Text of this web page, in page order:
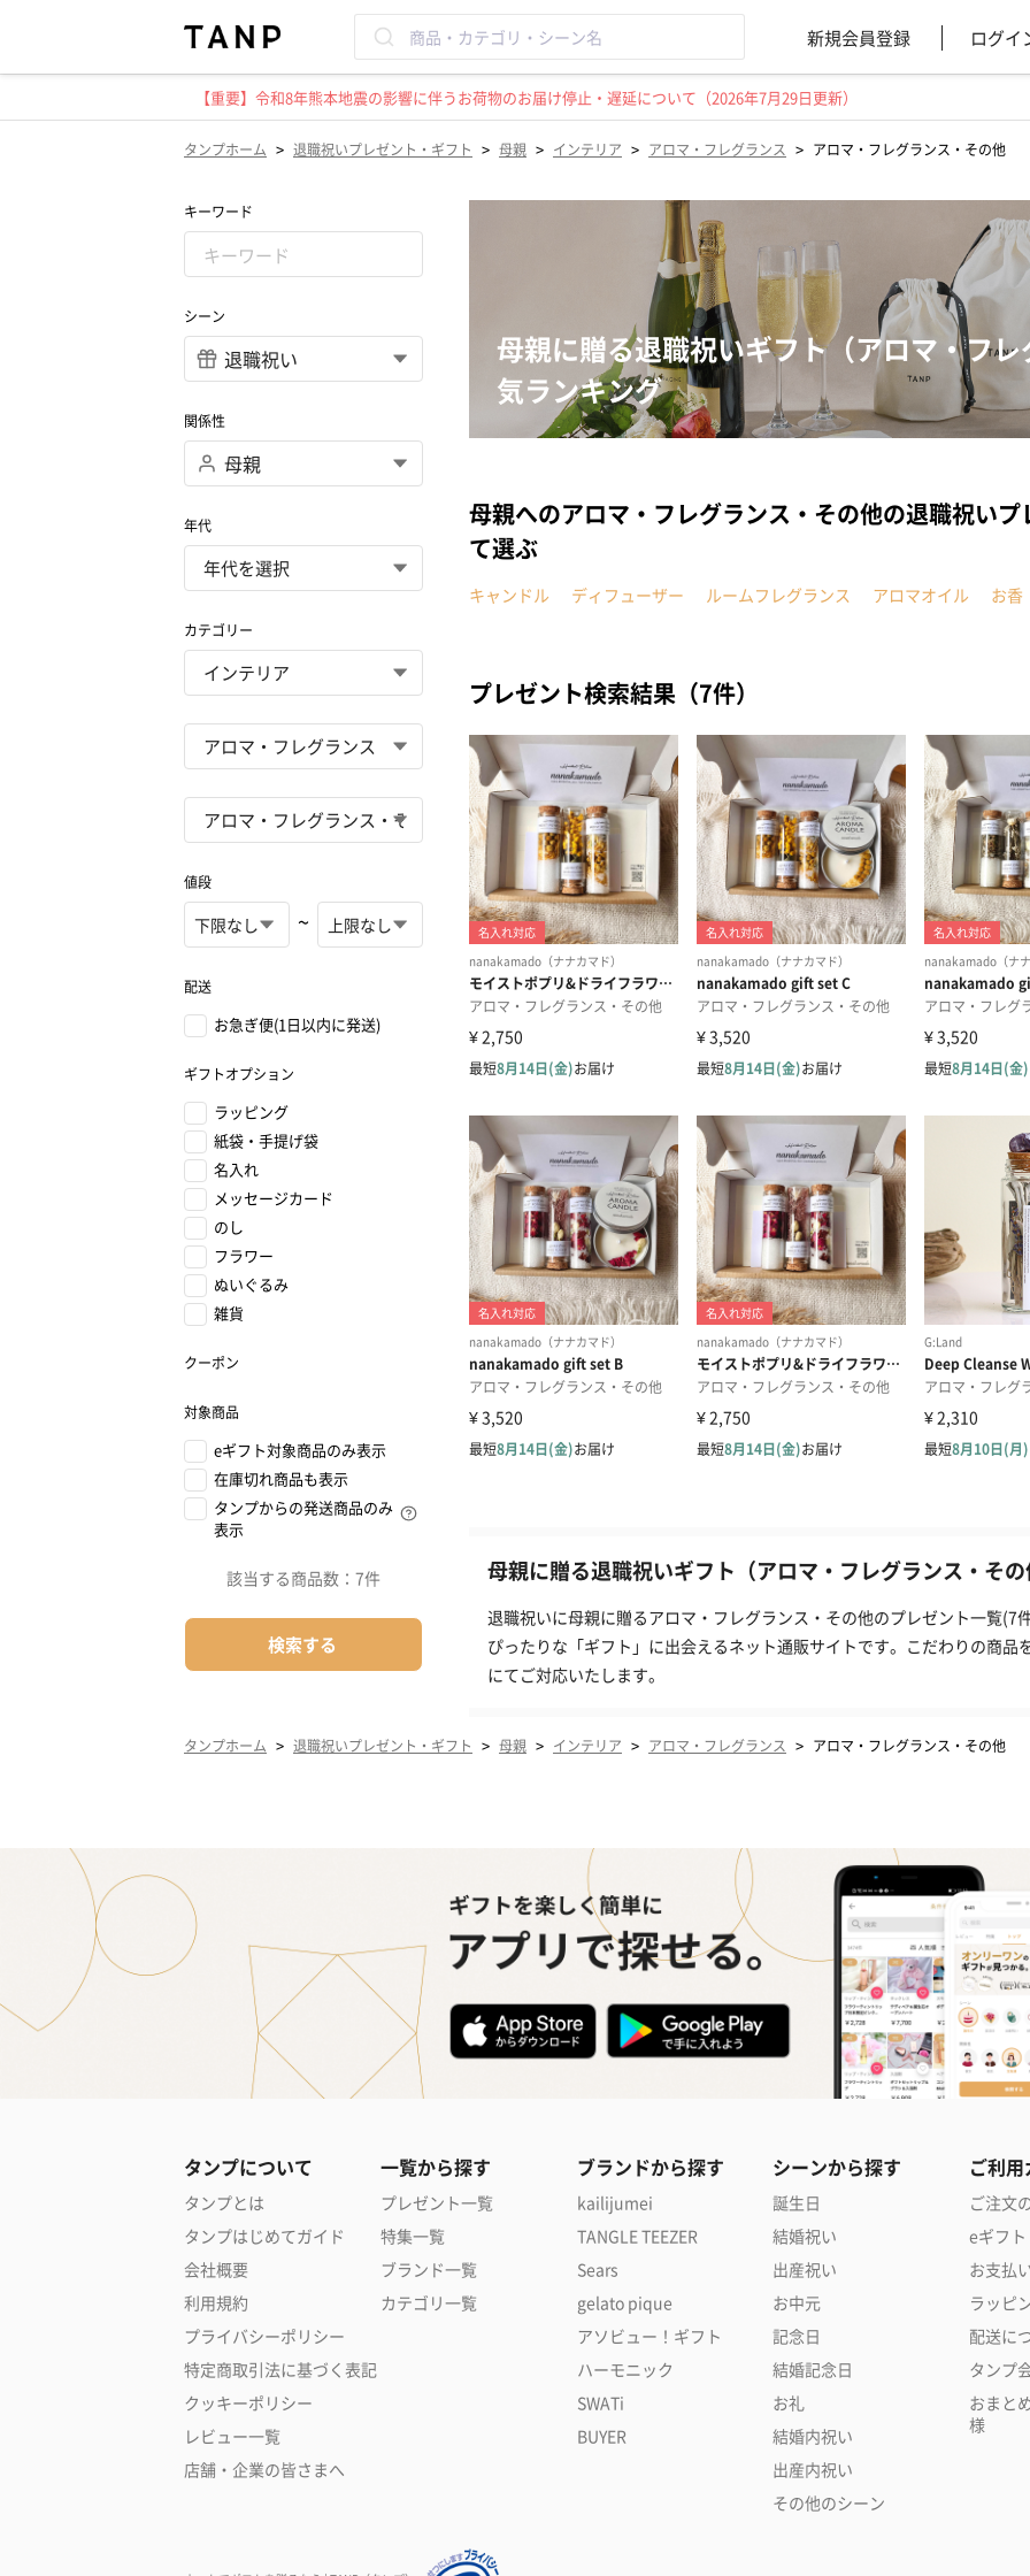
新規会員登録 ログイ
【重要】令和8年熊本地震の影響に伴うお荷物のお届け停止・遅延について（2026年7月29日更新）
タンプホーム > 退職祝いプレゼント・ギフト > 母親 > インテリア > アロマ・フレグランス > アロマ・フレグランス・その他
キーワード
シーン
関係性
年代
カテゴリー
値段
~
配送
お急ぎ便(1日以内に発送)
ギフトオプション
ラッピング
紙袋・手提げ袋
名入れ
メッセージカード
のし
フラワー
ぬいぐるみ
雑貨
クーポン
対象商品
eギフト対象商品のみ表示
在庫切れ商品も表示
タンプからの発送商品のみ
表示
該当する商品数： 7件
検索する
母親に贈る退職祝いギフト（アロマ・フ
気ランキング
母親へのアロマ・フレグランス・その他の退職祝い
て選ぶ
キャンドル ディフューザー ルームフレグランス アロマオイル お香
プレゼント検索結果（7件）
母親に贈る退職祝いギフト（アロマ・フレグランス・そ
退職祝いに母親に贈るアロマ・フレグランス・その他のプレゼント一覧(7
ぴったりな「ギフト」に出会えるネット通販サイトです。こだわりの商
にてご対応いたします。
タンプホーム > 退職祝いプレゼント・ギフト > 母親 > インテリア > アロマ・フレグランス > アロマ・フレグランス・その他
タンプについて
タンプとは
タンプはじめてガイド
会社概要
利用規約
プライバシーポリシー
特定商取引法に基づく表記
クッキーポリシー
レビュー一覧
店舗・企業の皆さまへ
一覧から探す
プレゼント一覧
特集一覧
ブランド一覧
カテゴリ一覧
ブランドから探す
kailijumei
TANGLE TEEZER
Sears
gelato pique
アソビュー！ギフト
ハーモニック
SWATi
BUYER
シーンから探す
誕生日
結婚祝い
出産祝い
お中元
記念日
結婚記念日
お礼
結婚内祝い
出産内祝い
その他のシーン
ご利
ご注文
eギフト
お支払
ラッピ
配送に
タンプ
おまと
様